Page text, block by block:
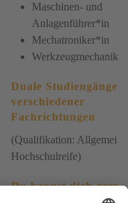
Maschinen- und
Anlagenführer*in
Mechatroniker*in
Duale Studiengänge
verschiedener
Fachrichtungen
(Qualifikation: Allgemeine
Hochschulreife)
Du kannst dich gerne